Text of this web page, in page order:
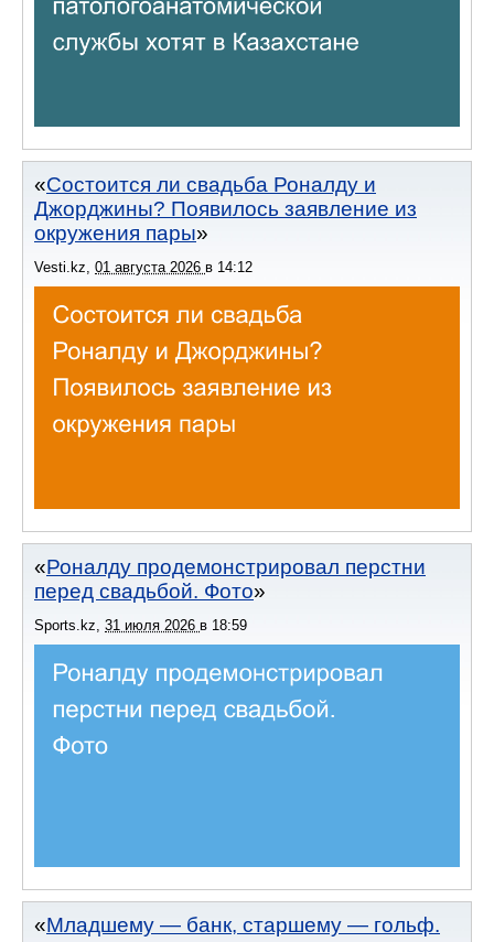
Состоится ли свадьба Роналду и
Джорджины? Появилось заявление из
окружения пары
Vesti.kz, 01 августа 2026 в 14:12
Роналду продемонстрировал перстни
перед свадьбой. Фото
Sports.kz, 31 июля 2026 в 18:59
Младшему — банк, старшему — гольф.